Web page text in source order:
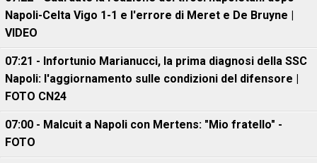
Napoli-Celta Vigo 1-1 e l'errore di Meret e De Bruyne |
VIDEO
07:21 - Infortunio Marianucci, la prima diagnosi della SSC
Napoli: l'aggiornamento sulle condizioni del difensore |
FOTO CN24
07:00 - Malcuit a Napoli con Mertens: "Mio fratello" -
FOTO